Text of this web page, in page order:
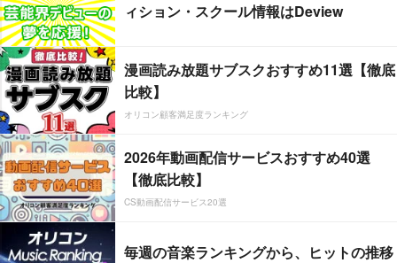
ィション・スクール情報はDeview
漫画読み放題サブスクおすすめ11選【徹底
比較】
オリコン顧客満足度ランキング
2026年動画配信サービスおすすめ40選
【徹底比較】
CS動画配信サービス20選
毎週の音楽ランキングから、ヒットの推移